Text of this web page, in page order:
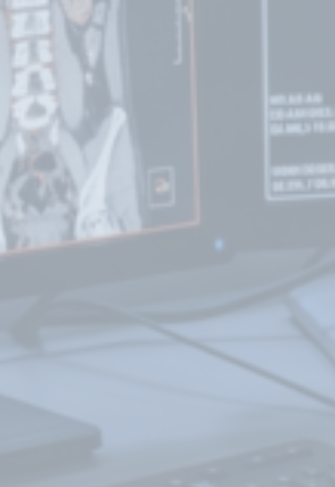
As facturas, durante un prazo mínimo de 10 anos,
segundo Código penal, Normativa contable tributaria,
Código de Comercio, Normativa IVE, LIS, etc.
Os datos utilizados para fins comerciais e publicitarios,
previa autorización, mentres dure o tratamento.
-¿A QUE DESTINATARIOS COMUNICARANSE OS SEUS
DATOS?
As facturas manteranse a disposición dos órganos de
inspección con competencia na materia, como a
administración tributaria.
Os datos dos asistentes a Xornadas e Eventos da
Sociedade serán comunicados á Secretaría Técnica
contratada para a ocasión para a xestión administrativa
das mesmas.
Dereito de acceso: Vostede terá dereito a obter
confirmación de se se están tratando ou non datos
Dereito de rectificación: Vostede terá dereito a obter a
rectificación dos datos persoais inexactos que lle
Dereito de supresión: Vostede terá dereito a obter a
supresión dos datos persoais que lle conciernan cando os
do tratamento dos seus datos persoais, nese caso